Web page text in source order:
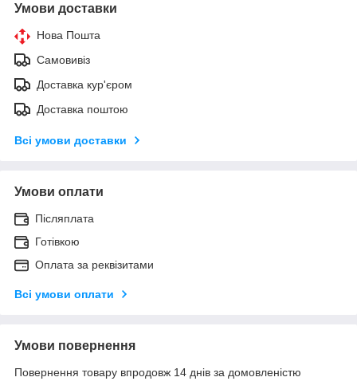
Умови доставки
Нова Пошта
Самовивіз
Доставка кур'єром
Доставка поштою
Всі умови доставки
Умови оплати
Післяплата
Готівкою
Оплата за реквізитами
Всі умови оплати
Умови повернення
Повернення товару впродовж 14 днів за домовленістю